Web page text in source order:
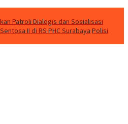
Patroli Dialogis dan Sosialisasi
II di RS PHC Surabaya Polisi